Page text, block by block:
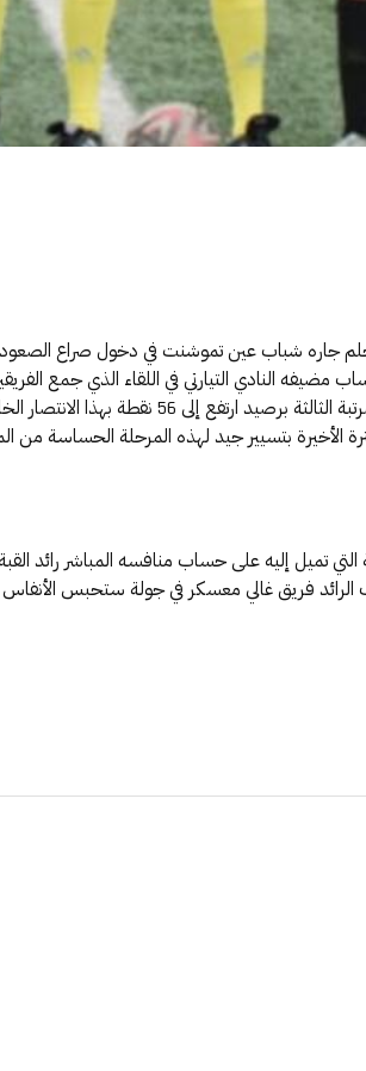
النادي التيارتي في اللقاء الذي جمع
هواة و التي بات يحتل فيها
الفترة الأخيرة بتسيير جيد لهذه المرحلة
تميل إليه على حساب منافسه المباشر رائد
فريق غالي معسكر في جولة ستحبس الأنفاس